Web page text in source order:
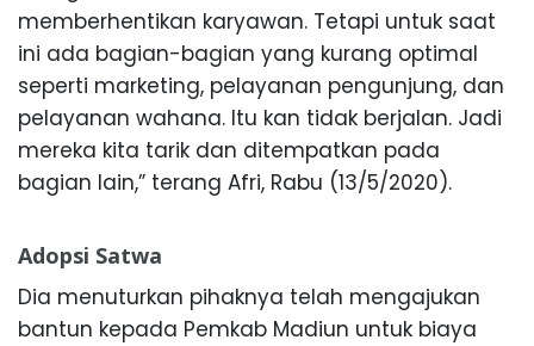
memberhentikan karyawan. Tetapi untuk saat
ini ada bagian-bagian yang kurang optimal
seperti marketing, pelayanan pengunjung, dan
pelayanan wahana. Itu kan tidak berjalan. Jadi
mereka kita tarik dan ditempatkan pada
bagian lain,” terang Afri, Rabu (13/5/2020).
Adopsi Satwa
Dia menuturkan pihaknya telah mengajukan
bantun kepada Pemkab Madiun untuk biaya